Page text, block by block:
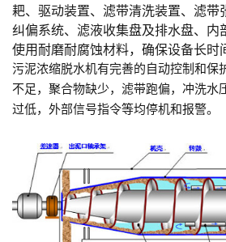
耙、驱动装置、滤带清洗装置、滤带
纠偏系统、滤液收集盘及排水盘、内
使用耐磨耐腐蚀材料，确保设备长时
污泥浓缩脱水机有完善的自动控制和保
不足，聚合物缺少，滤带跑偏，冲洗水
过低，外部信号指令等均停机和报警。